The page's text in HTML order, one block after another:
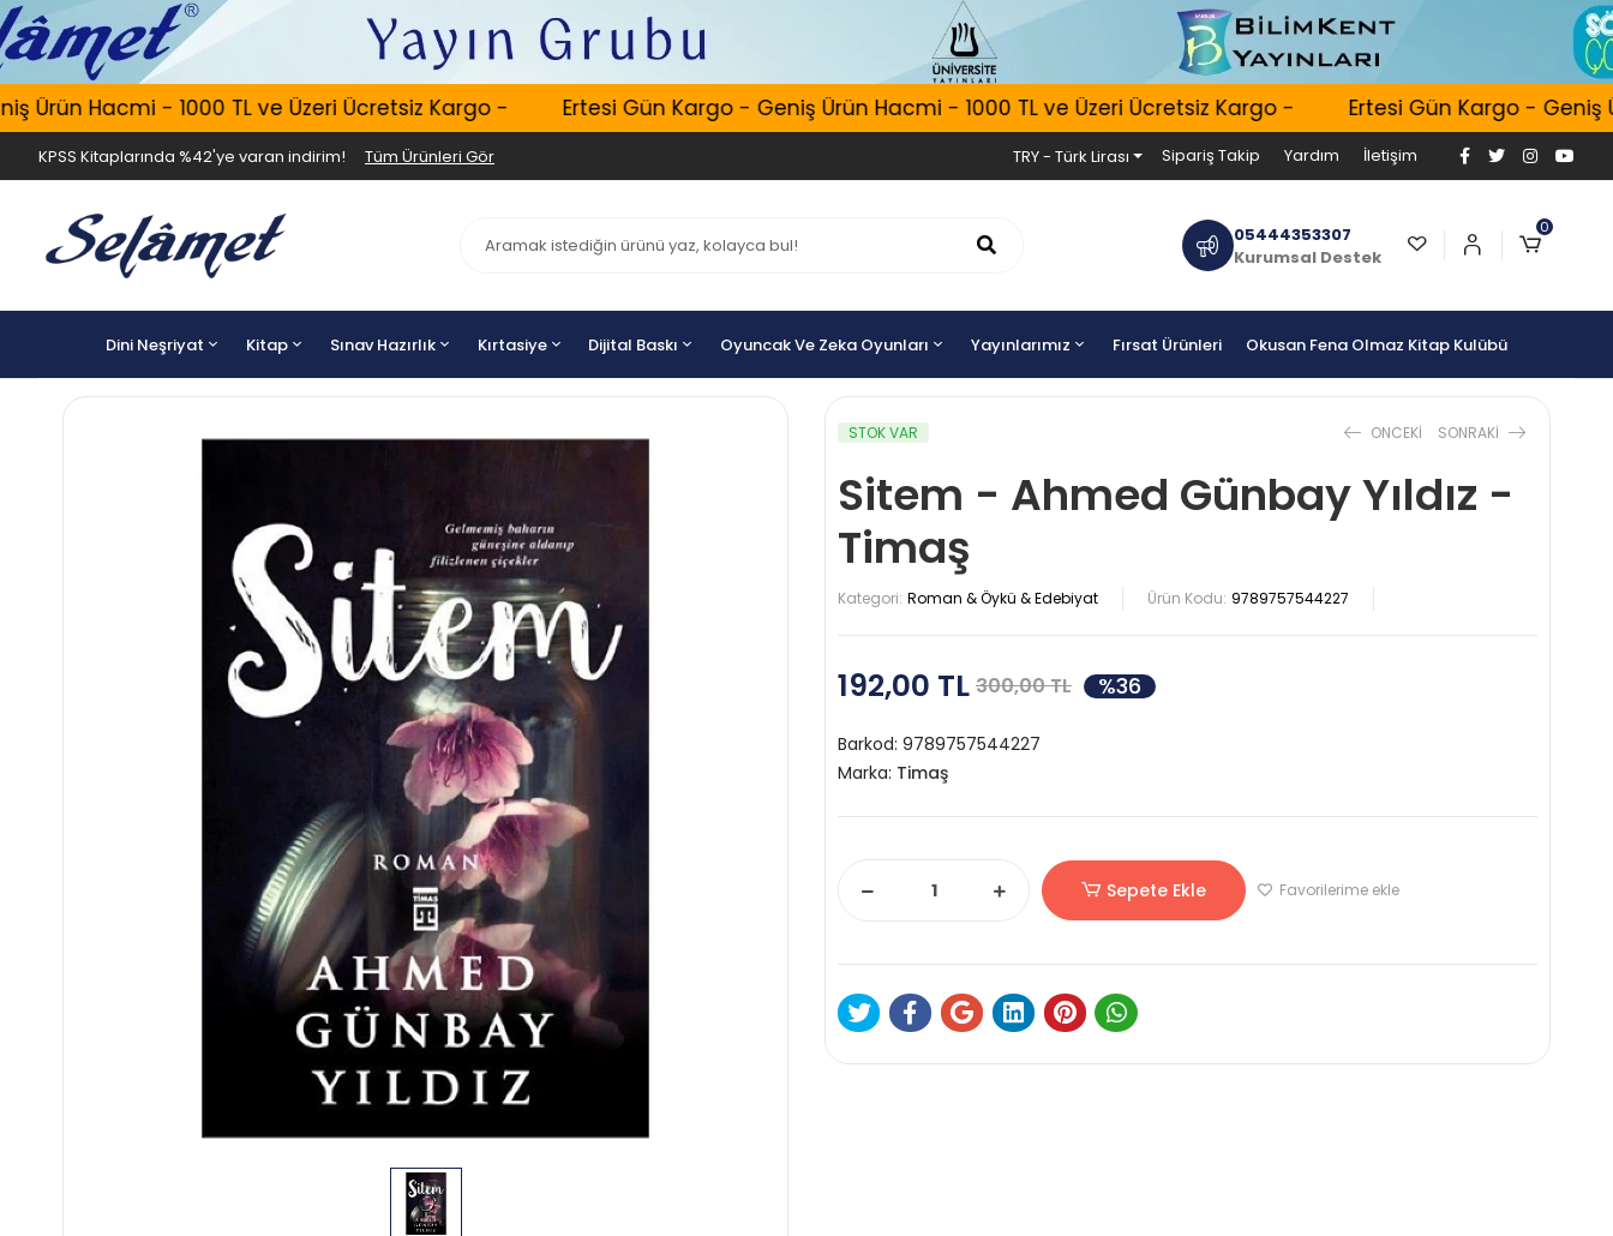
Hacmi - 1000 TL ve Üzeri Ücretsiz Kargo - Ertesi Gün Kargo - Geniş Ürün Hacmi - 1000 TL ve Üzeri Ücretsiz Kargo - Ertesi Gün Kargo - Geniş
KPSS Kitaplarında %42'ye varan indirim! Tüm Ürünleri Gör TRY - Türk Lirası Sipariş Takip Yardım İletişim
05444353307
Kurumsal Destek
0
Dini Neşriyat Kitap Sınav Hazırlık Kırtasiye Dijital Baskı Oyuncak Ve Zeka Oyunları Yayınlarımız Fırsat Ürünleri Okusan Fena Olmaz Kitap Kulübü
STOK VAR ONCEKI SONRAKI
Sitem - Ahmed Günbay Yıldız -
Timaş
Kategori: Roman & Öykü & Edebiyat Ürün Kodu: 9789757544227
192,00 TL 300,00 TL %36
Barkod: 9789757544227
Marka: Timaş
Sepete Ekle Favorilerime ekle